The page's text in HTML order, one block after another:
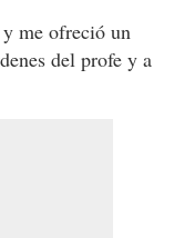
me ofreció un
del profe y a